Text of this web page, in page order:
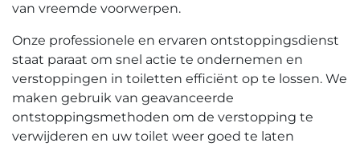
van vreemde voorwerpen.​
Onze professionele en ervaren ontstoppingsdienst
staat paraat om snel actie te ondernemen en
verstoppingen in toiletten efficiënt op te lossen.​ We
maken gebruik van geavanceerde
ontstoppingsmethoden om de verstopping te
verwijderen en uw toilet weer goed te laten